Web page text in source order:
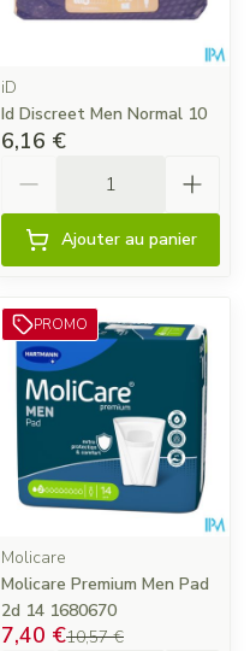
iD
Id Discreet Men Normal 10
6,16 €
Ajouter au panier
PROMO
Molicare
Molicare Premium Men Pad
2d 14 1680670
10,57 €
7,40 €